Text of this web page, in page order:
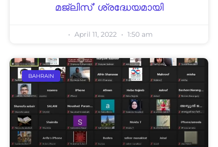
മജ്‌ലിസ്’ ശ്രദ്ധേയമായി
April 11, 2022 1:50 am
BAHRAIN